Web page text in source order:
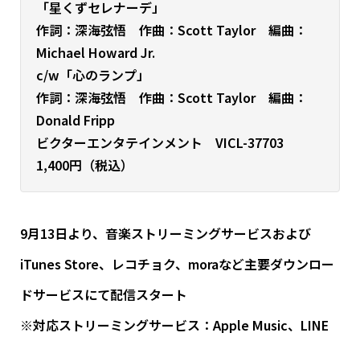
「星くずセレナーデ」
作詞：深海弦悟 作曲：Scott Taylor 編曲：
Michael Howard Jr.
c/w「心のランプ」
作詞：深海弦悟 作曲：Scott Taylor 編曲：
Donald Fripp
ビクターエンタテインメント VICL-37703
1,400円（税込）
9月13日より、音楽ストリーミングサービスおよび
iTunes Store、レコチョク、moraなど主要ダウンロー
ドサービスにて配信スタート
※対応ストリーミングサービス：Apple Music、LINE